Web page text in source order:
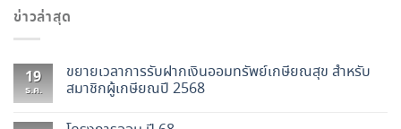
ข่าวล่าสุด
19
ธ.ค.
ขยายเวลาการรับฝากเงินออมทรัพย์เกษียณสุข สำหรับ
สมาชิกผู้เกษียณปี 2568